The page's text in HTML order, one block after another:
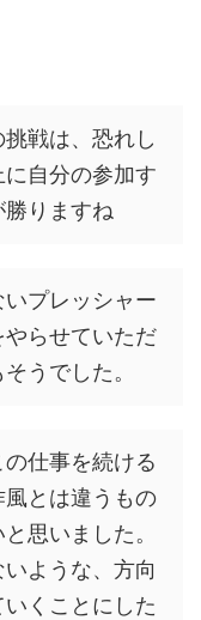
戦は、恐れし
自分の参加す
りますね
プレッシャー
らせていただ
うでした。
仕事を続ける
とは違うもの
思いました。
ような、方向
くことにした